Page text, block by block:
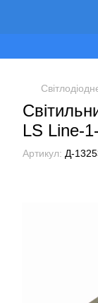
LS Line-
Артикул: Д-